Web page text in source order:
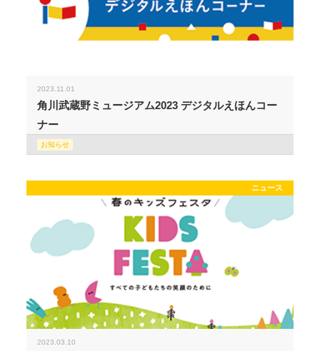
2023.11.01
角川武蔵野ミュージアム2023 デジタルえほんコー
ナー
お知らせ
ニュース
2023.03.10